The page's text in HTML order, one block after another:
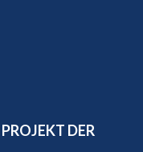
DER